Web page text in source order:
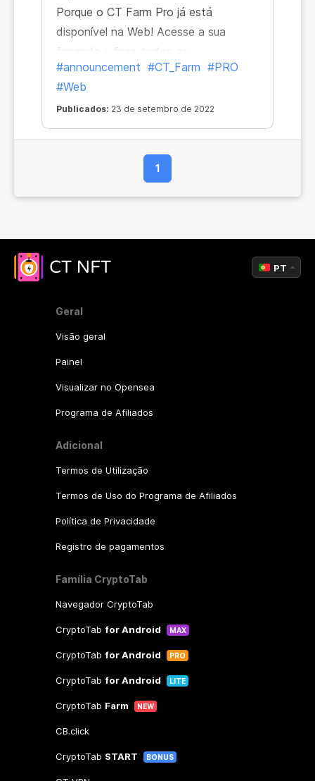
Porque o CT Farm Pro já está
disponível na Web! Acesse a sua
fazenda e faça todos os
gerenciamentos necessários:
verificações, configurações, ajustes
de horários — à vontade pelo seu
navegador!
#announcement #CT_Farm #PRO
#Web
Publicados: 23 de setembro de 2022
1
Geral
Visão geral
Painel
Visualizar no Opensea
Programa de Afiliados
Adicional
Termos de Utilização
Termos de Uso do Programa de Afiliados
Política de Privacidade
Registro de pagamentos
Família CryptoTab
Navegador CryptoTab
CryptoTab for Android MAX
CryptoTab for Android PRO
CryptoTab for Android LITE
CryptoTab Farm NEW
CB.click
CryptoTab START BONUS
PT